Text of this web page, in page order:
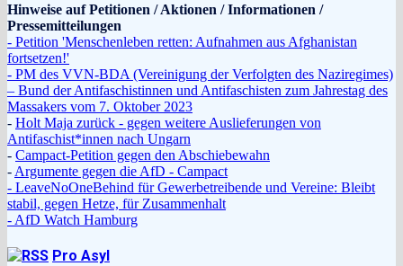
Hinweise auf Petitionen / Aktionen / Informationen /
Pressemitteilungen
- Petition 'Menschenleben retten: Aufnahmen aus Afghanistan
fortsetzen!'
- PM des VVN-BDA (Vereinigung der Verfolgten des Naziregimes)
– Bund der Antifaschistinnen und Antifaschisten zum Jahrestag des
Massakers vom 7. Oktober 2023
- Holt Maja zurück - gegen weitere Auslieferungen von
Antifaschist*innen nach Ungarn
- Campact-Petition gegen den Abschiebewahn
- Argumente gegen die AfD - Campact
- LeaveNoOneBehind für Gewerbetreibende und Vereine: Bleibt
stabil, gegen Hetze, für Zusammenhalt
- AfD Watch Hamburg
Pro Asyl